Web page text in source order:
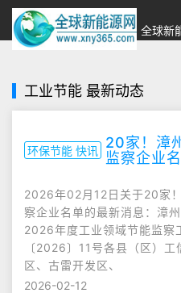
全球新
工业节能 最新动态
环保节能 快讯 20家！漳
监察企业
2026年02月12日关于20家
察企业名单的最新消息：漳
2026年度工业领域节能监察
〔2026〕11号各县（区）
区、古雷开发区、
2026-02-12